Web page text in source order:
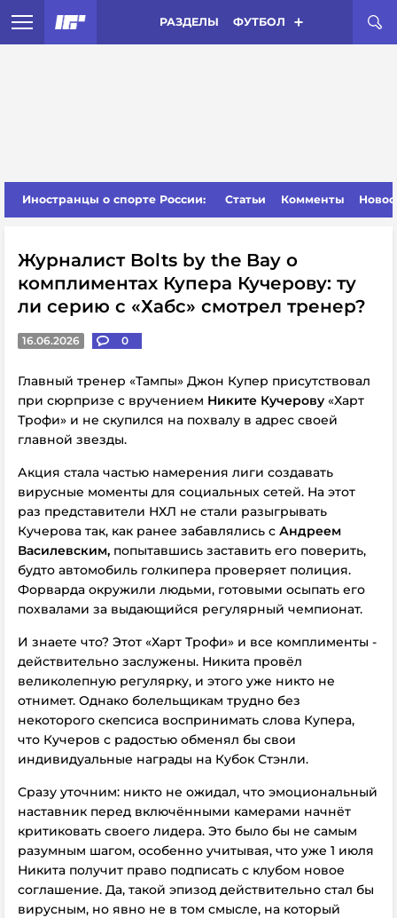
РАЗДЕЛЫ ФУТБОЛ
Иностранцы о спорте России: Статьи Комменты
Журналист Bolts by the Bay о
комплиментах Купера Кучерову: ту
ли серию с «Хабс» смотрел тренер?
16.06.2026 0
Главный тренер «Тампы» Джон Купер присутствовал
при сюрпризе с вручением Никите Кучерову «Харт
Трофи» и не скупился на похвалу в адрес своей
главной звезды.
Акция стала частью намерения лиги создавать
вирусные моменты для социальных сетей. На этот
раз представители НХЛ не стали разыгрывать
Кучерова так, как ранее забавлялись с Андреем
Василевским, попытавшись заставить его поверить,
будто автомобиль голкипера проверяет полиция.
Форварда окружили людьми, готовыми осыпать его
похвалами за выдающийся регулярный чемпионат.
И знаете что? Этот «Харт Трофи» и все комплименты -
действительно заслужены. Никита провёл
великолепную регулярку, и этого уже никто не
отнимет. Однако болельщикам трудно без
некоторого скепсиса воспринимать слова Купера,
что Кучеров с радостью обменял бы свои
индивидуальные награды на Кубок Стэнли.
Сразу уточним: никто не ожидал, что эмоциональный
наставник перед включёнными камерами начнёт
критиковать своего лидера. Это было бы не самым
разумным шагом, особенно учитывая, что уже 1 июля
Никита получит право подписать с клубом новое
соглашение. Да, такой эпизод действительно стал бы
вирусным, но явно не в том смысле, на который